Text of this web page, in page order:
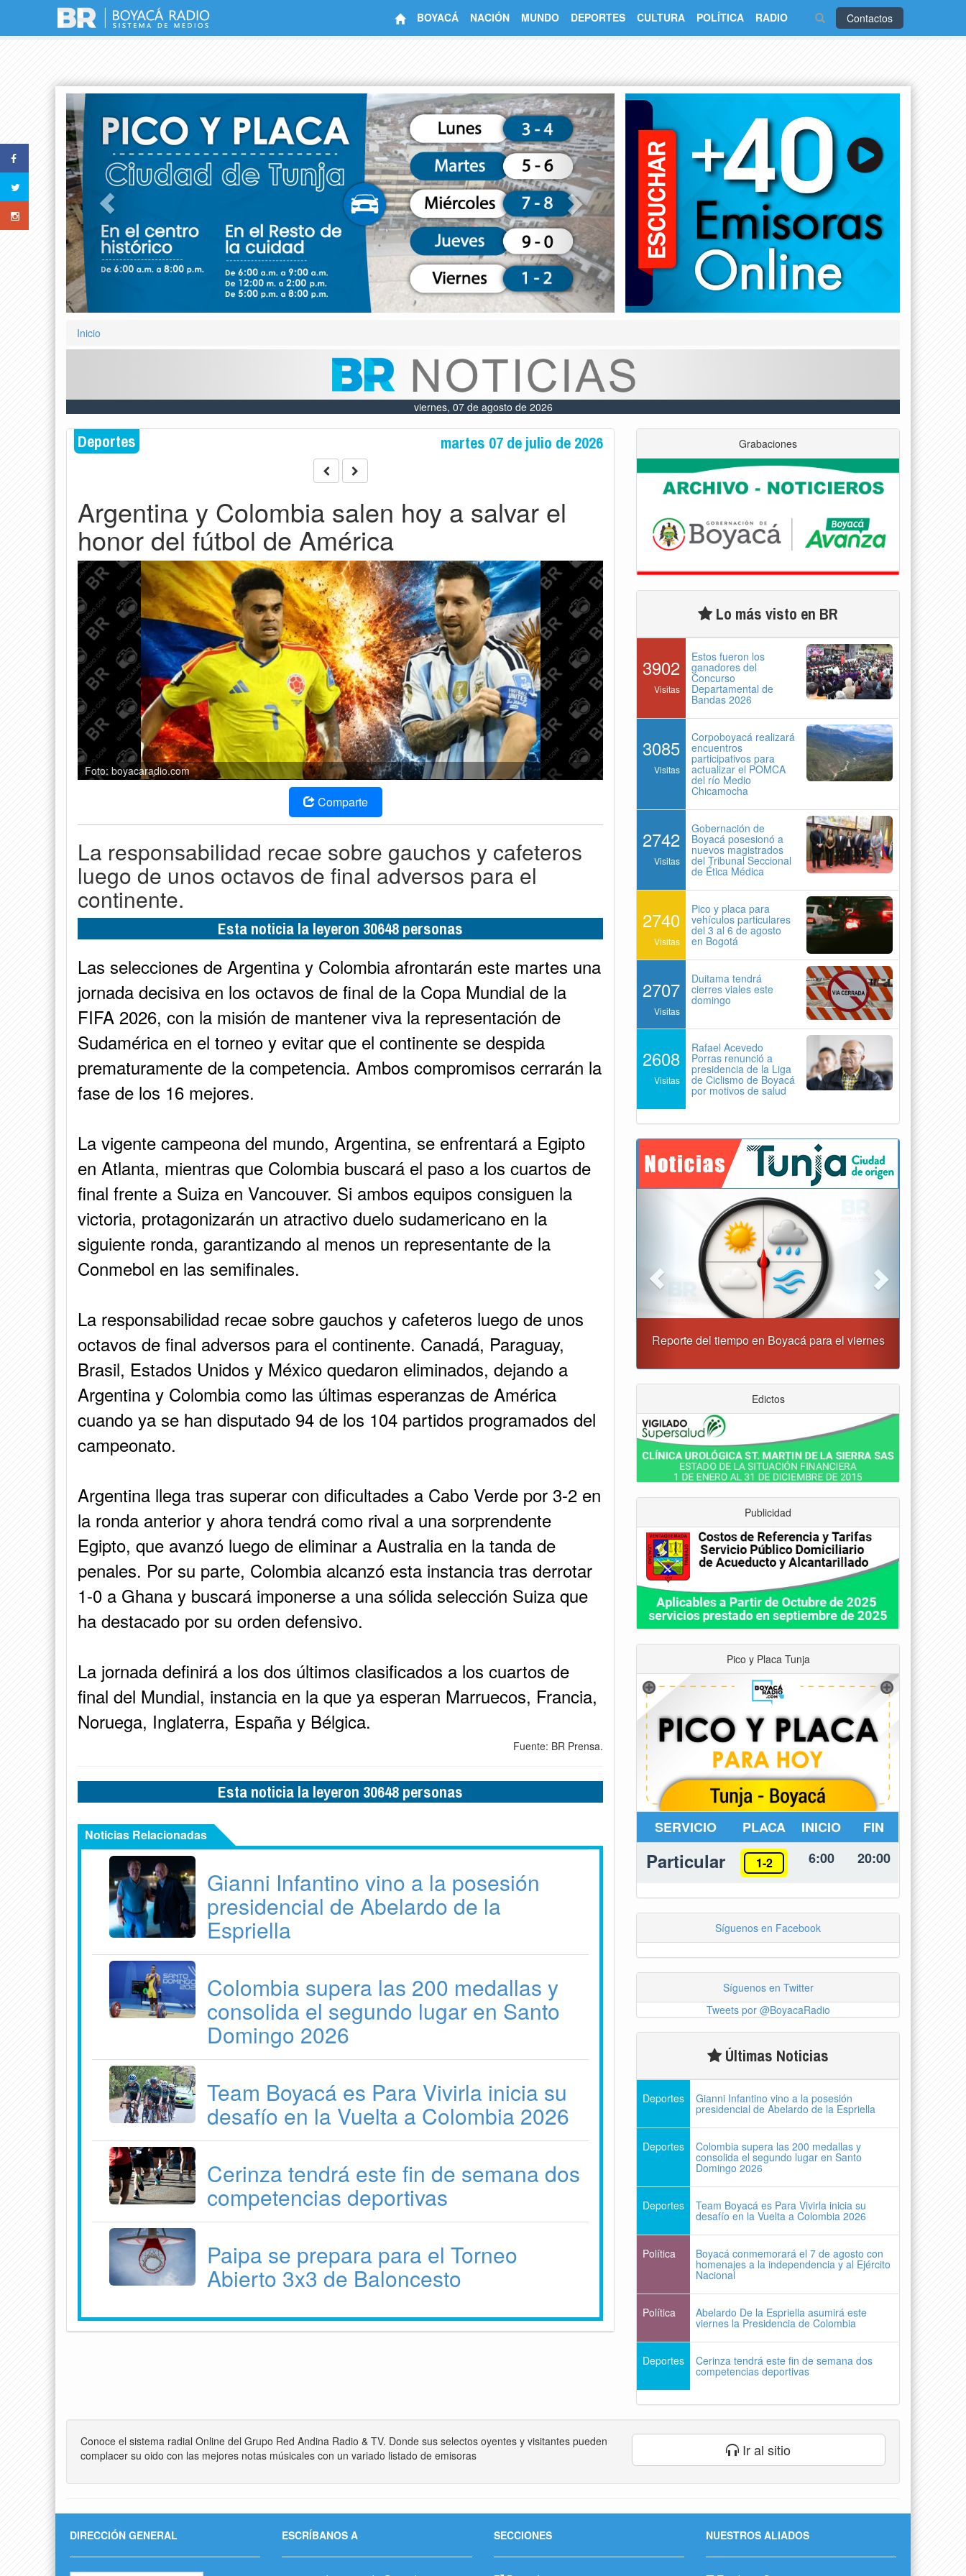
Contactos
BOYACÁ NACIÓN MUNDO DEPORTES CULTURA POLÍTICA RADIO
Next
Inicio
viernes, 07 de agosto de 2026
Deportes martes 07 de julio de 2026
Argentina y Colombia salen hoy a salvar el
honor del fútbol de América
Foto: boyacaradio.com
Comparte
La responsabilidad recae sobre gauchos y cafeteros
luego de unos octavos de final adversos para el
continente.
Esta noticia la leyeron 30648 personas
Las selecciones de Argentina y Colombia afrontarán este martes una
jornada decisiva en los octavos de final de la Copa Mundial de la
FIFA 2026, con la misión de mantener viva la representación de
Sudamérica en el torneo y evitar que el continente se despida
prematuramente de la competencia. Ambos compromisos cerrarán la
fase de los 16 mejores.
La vigente campeona del mundo, Argentina, se enfrentará a Egipto
en Atlanta, mientras que Colombia buscará el paso a los cuartos de
final frente a Suiza en Vancouver. Si ambos equipos consiguen la
victoria, protagonizarán un atractivo duelo sudamericano en la
siguiente ronda, garantizando al menos un representante de la
Conmebol en las semifinales.
La responsabilidad recae sobre gauchos y cafeteros luego de unos
octavos de final adversos para el continente. Canadá, Paraguay,
Brasil, Estados Unidos y México quedaron eliminados, dejando a
Argentina y Colombia como las últimas esperanzas de América
cuando ya se han disputado 94 de los 104 partidos programados del
campeonato.
Argentina llega tras superar con dificultades a Cabo Verde por 3-2 en
la ronda anterior y ahora tendrá como rival a una sorprendente
Egipto, que avanzó luego de eliminar a Australia en la tanda de
penales. Por su parte, Colombia alcanzó esta instancia tras derrotar
1-0 a Ghana y buscará imponerse a una sólida selección Suiza que
ha destacado por su orden defensivo.
La jornada definirá a los dos últimos clasificados a los cuartos de
final del Mundial, instancia en la que ya esperan Marruecos, Francia,
Noruega, Inglaterra, España y Bélgica.
Fuente: BR Prensa.
Esta noticia la leyeron 30648 personas
Noticias Relacionadas
Gianni Infantino vino a la posesión
presidencial de Abelardo de la
Espriella
Colombia supera las 200 medallas y
consolida el segundo lugar en Santo
Domingo 2026
Team Boyacá es Para Vivirla inicia su
desafío en la Vuelta a Colombia 2026
Cerinza tendrá este fin de semana dos
competencias deportivas
Paipa se prepara para el Torneo
Abierto 3x3 de Baloncesto
Grabaciones
Lo más visto en BR
3902
Visitas
Estos fueron los
ganadores del
Concurso
Departamental de
Bandas 2026
3085
Visitas
Corpoboyacá realizará
encuentros
participativos para
actualizar el POMCA
del río Medio
Chicamocha
2742
Visitas
Gobernación de
Boyacá posesionó a
nuevos magistrados
del Tribunal Seccional
de Ética Médica
2740
Visitas
Pico y placa para
vehículos particulares
del 3 al 6 de agosto
en Bogotá
2707
Visitas
Duitama tendrá
cierres viales este
domingo
2608
Visitas
Rafael Acevedo
Porras renunció a
presidencia de la Liga
de Ciclismo de Boyacá
por motivos de salud
“Tunja nos ha dado demasiado y no podemos
Edictos
Publicidad
Pico y Placa Tunja
SERVICIO PLACA INICIO FIN
Particular 1-2 6:00 20:00
Síguenos en Facebook
Síguenos en Twitter
Tweets por @BoyacaRadio
Últimas Noticias
Deportes Gianni Infantino vino a la posesión
presidencial de Abelardo de la Espriella
Deportes Colombia supera las 200 medallas y
consolida el segundo lugar en Santo
Domingo 2026
Deportes Team Boyacá es Para Vivirla inicia su
desafío en la Vuelta a Colombia 2026
Política Boyacá conmemorará el 7 de agosto con
homenajes a la independencia y al Ejército
Nacional
Política Abelardo De la Espriella asumirá este
viernes la Presidencia de Colombia
Deportes Cerinza tendrá este fin de semana dos
competencias deportivas
Conoce el sistema radial Online del Grupo Red Andina Radio & TV. Donde sus selectos oyentes y visitantes pueden
complacer su oido con las mejores notas músicales con un variado listado de emisoras
Ir al sitio
DIRECCIÓN GENERAL ESCRÍBANOS A SECCIONES NUESTROS ALIADOS